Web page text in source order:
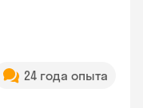
24 года опыта